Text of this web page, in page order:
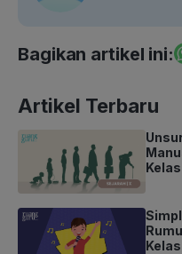
Bagikan artikel ini:
Artikel Terbaru
Kelas
Kelas